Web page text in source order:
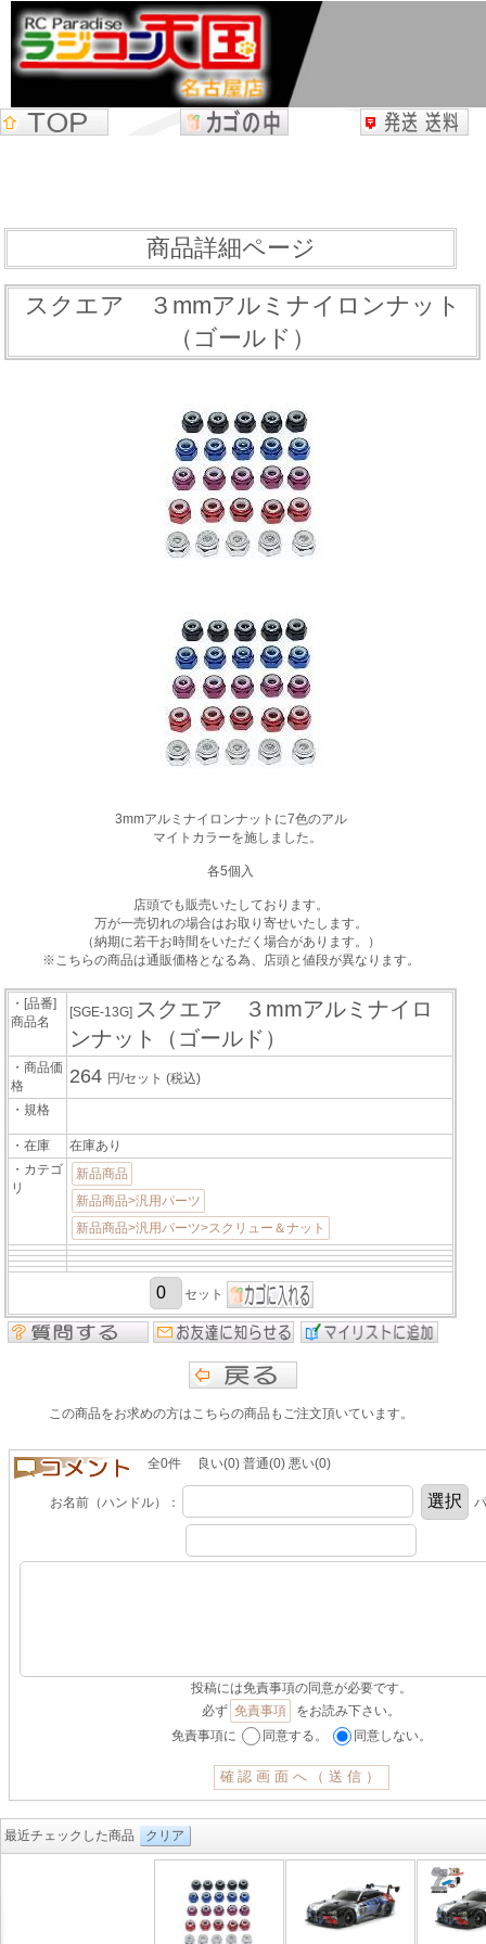
商品詳細ページ
スクエア ３mmアルミナイロンナット
（ゴールド）
3mmアルミナイロンナットに7色のアル
マイトカラーを施しました。
各5個入
店頭でも販売いたしております。
万が一売切れの場合はお取り寄せいたします。
（納期に若干お時間をいただく場合があります。）
※こちらの商品は通販価格となる為、店頭と値段が異なります。
・[品番]
商品名
[SGE-13G] スクエア ３mmアルミナイロ
ンナット（ゴールド）
・商品価
格
264 円/セット(税込)
・規格
・在庫
在庫あり
・カテゴ
リ
新品商品
新品商品>汎用パーツ
新品商品>汎用パーツ>スクリュー＆ナット
セット
この商品をお求めの方はこちらの商品もご注文頂いています。
全0件 良い(0) 普通(0) 悪い(0)
お名前（ハンドル）：
投稿には免責事項の同意が必要です。
必ず 免責事項
をお読み下さい。
免責事項に
同意する。 同意しない。
最近チェックした商品 クリア